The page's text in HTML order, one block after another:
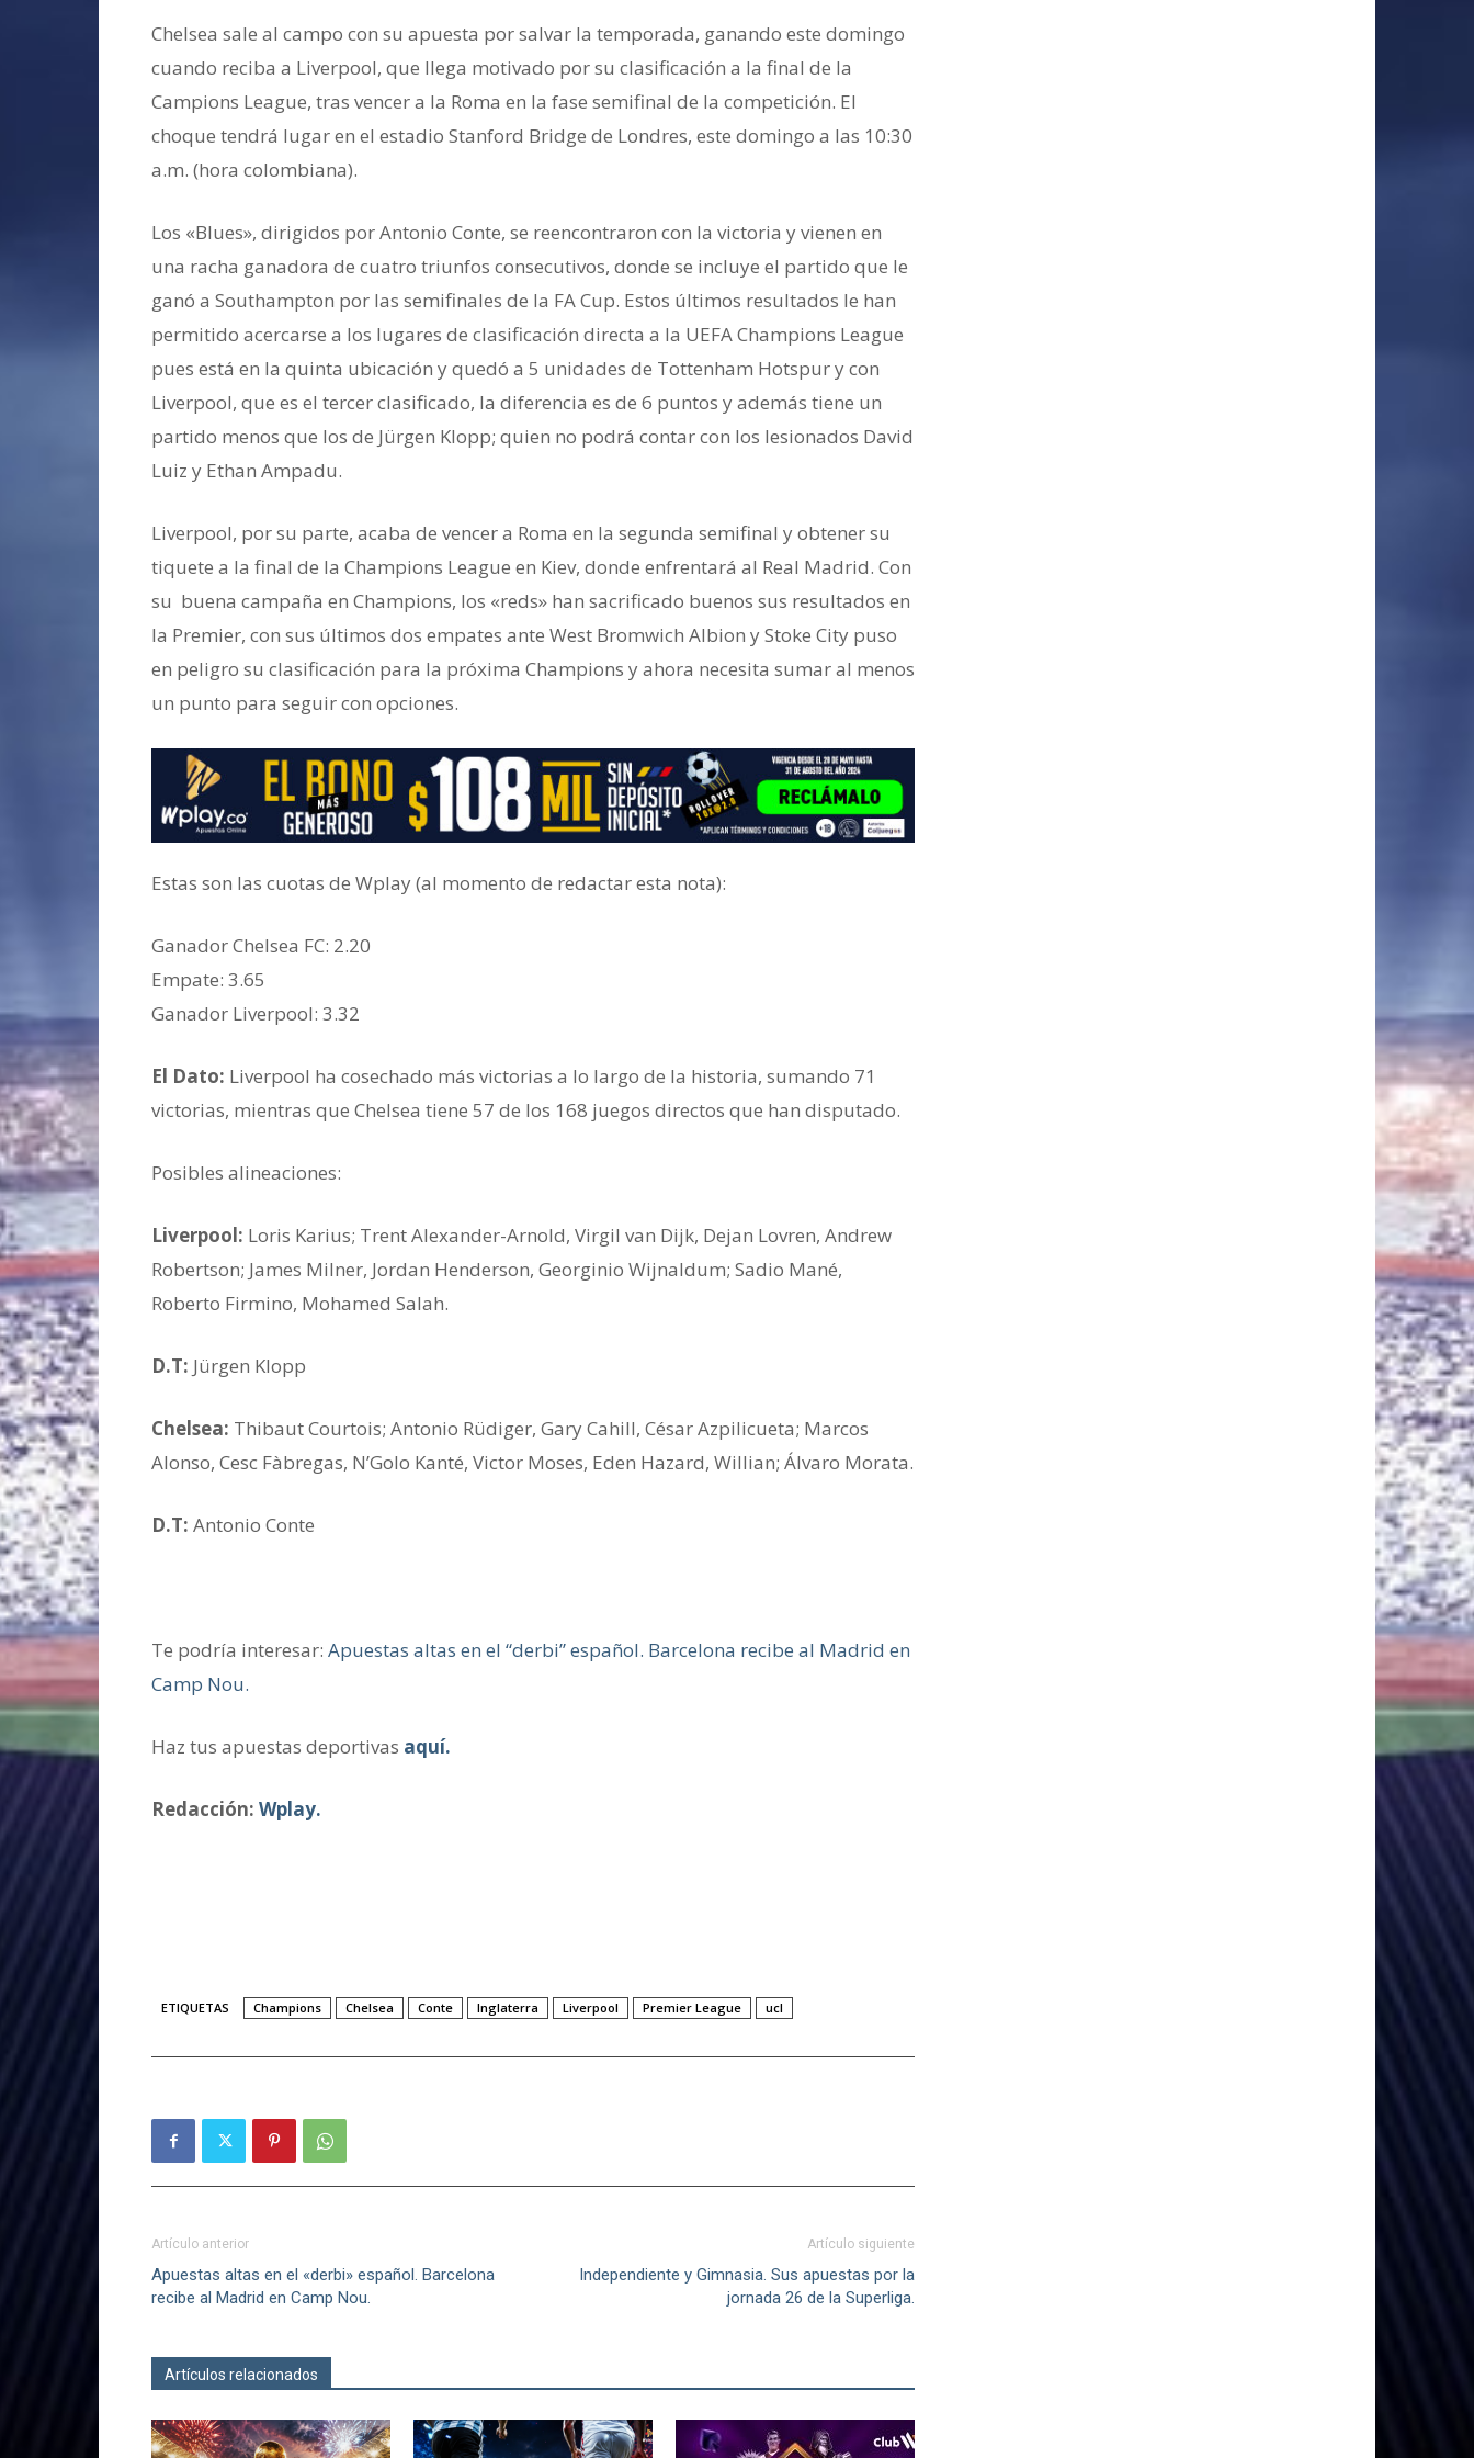
Chelsea sale al campo con su apuesta por salvar la temporada, ganando este domingo
cuando reciba a Liverpool, que llega motivado por su clasificación a la final de la
Campions League, tras vencer a la Roma en la fase semifinal de la competición. El
choque tendrá lugar en el estadio Stanford Bridge de Londres, este domingo a las 10:30
a.m. (hora colombiana).
Los «Blues», dirigidos por Antonio Conte, se reencontraron con la victoria y vienen en
una racha ganadora de cuatro triunfos consecutivos, donde se incluye el partido que le
ganó a Southampton por las semifinales de la FA Cup. Estos últimos resultados le han
permitido acercarse a los lugares de clasificación directa a la UEFA Champions League
pues está en la quinta ubicación y quedó a 5 unidades de Tottenham Hotspur y con
Liverpool, que es el tercer clasificado, la diferencia es de 6 puntos y además tiene un
partido menos que los de Jürgen Klopp; quien no podrá contar con los lesionados David
Luiz y Ethan Ampadu.
Liverpool, por su parte, acaba de vencer a Roma en la segunda semifinal y obtener su
tiquete a la final de la Champions League en Kiev, donde enfrentará al Real Madrid. Con
su buena campaña en Champions, los «reds» han sacrificado buenos sus resultados en
la Premier, con sus últimos dos empates ante West Bromwich Albion y Stoke City puso
en peligro su clasificación para la próxima Champions y ahora necesita sumar al menos
un punto para seguir con opciones.
Estas son las cuotas de Wplay (al momento de redactar esta nota):
Ganador Chelsea FC: 2.20
‎Empate: 3.65
Ganador ‎Liverpool: 3.32
El Dato: Liverpool ha cosechado más victorias a lo largo de la historia, sumando 71
victorias, mientras que Chelsea tiene 57 de los 168 juegos directos que han disputado.
Posibles alineaciones:
Liverpool: Loris Karius; Trent Alexander-Arnold, Virgil van Dijk, Dejan Lovren, Andrew
Robertson; James Milner, Jordan Henderson, Georginio Wijnaldum; Sadio Mané,
Roberto Firmino, Mohamed Salah.
D.T: Jürgen Klopp
Chelsea: Thibaut Courtois; Antonio Rüdiger, Gary Cahill, César Azpilicueta; Marcos
Alonso, Cesc Fàbregas, N’Golo Kanté, Victor Moses, Eden Hazard, Willian; Álvaro Morata.
D.T: Antonio Conte
Te podría interesar: Apuestas altas en el “derbi” español. Barcelona recibe al Madrid en
Camp Nou.
Haz tus apuestas deportivas aquí.
Redacción: Wplay.
ETIQUETAS Champions Chelsea Conte Inglaterra Liverpool Premier League ucl
Artículo anterior
Apuestas altas en el «derbi» español. Barcelona
recibe al Madrid en Camp Nou.
Artículo siguiente
Independiente y Gimnasia. Sus apuestas por la
jornada 26 de la Superliga.
Artículos relacionados